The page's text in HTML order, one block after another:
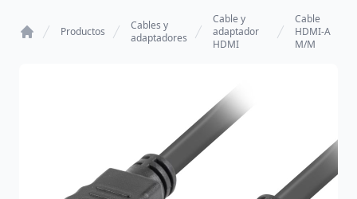
Productos
Cables y
adaptadores
Cable y
adaptador
HDMI
Cable
HDMI-A
M/M